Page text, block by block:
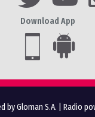
Download App
by Gloman S.A. Radio